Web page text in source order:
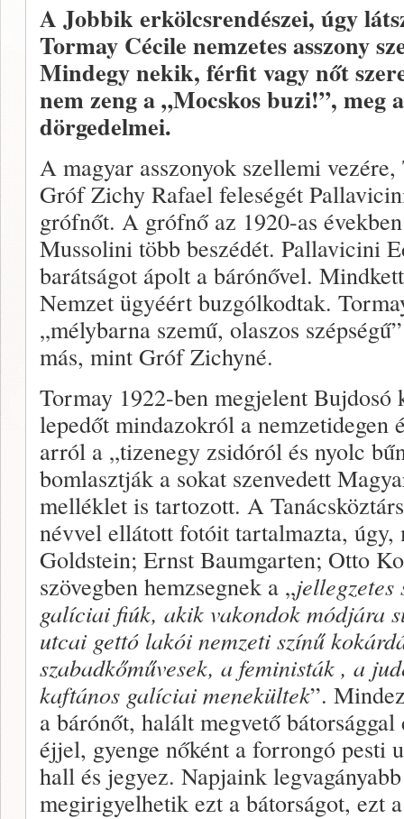
A Jobbik erkölcsrendészei, úgy
Tormay Cécile nemzetes asszony
Mindegy nekik, férfit vagy nőt
nem zeng a „Mocskos buzi!”, meg
dörgedelmei.
A magyar asszonyok szellemi
Gróf Zichy Rafael feleségét
grófnőt. A grófnő az 1920-as
Mussolini több beszédét. Pallavicini
barátságot ápolt a bárónővel.
Nemzet ügyéért buzgólkodtak.
„mélybarna szemű, olaszos
más, mint Gróf Zichyné.
Tormay 1922-ben megjelent Bujdosó
lepedőt mindazokról a nemzetidegen
arról a „tizenegy zsidóról és nyolc
bomlasztják a sokat szenvedett
melléklet is tartozott. A
névvel ellátott fotóit tartalmazta, úgy,
Goldstein; Ernst Baumgarten; Otto
szövegben hemzsegnek a „jellegzetes
galíciai fiúk, akik vakondok módjára
utcai gettó lakói nemzeti színű
szabadkőművesek, a feministák , a
kaftános galíciai menekültek”.
a bárónőt, halált megvető
éjjel, gyenge nőként a forrongó pesti
hall és jegyez. Napjaink
megirigyelhetik ezt a bátorságot, ezt